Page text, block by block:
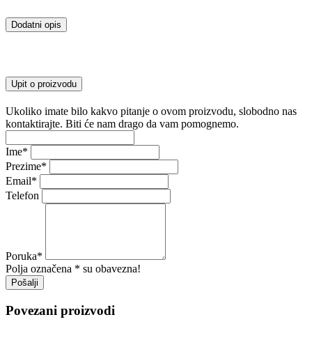
Dodatni opis
Upit o proizvodu
Ukoliko imate bilo kakvo pitanje o ovom proizvodu, slobodno nas
kontaktirajte. Biti će nam drago da vam pomognemo.
Ime*
Prezime*
Email*
Telefon
Poruka*
Polja označena * su obavezna!
Pošalji
Povezani proizvodi